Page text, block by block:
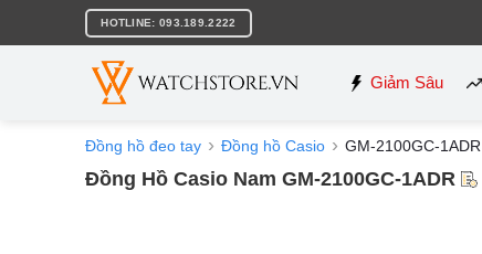
nội
HOTLINE: 093.189.2222
Giảm Sâu
Đồng hồ đeo tay Đồng hồ Casio GM-2100GC-1ADR
Đồng Hồ Casio Nam GM-2100GC-1ADR